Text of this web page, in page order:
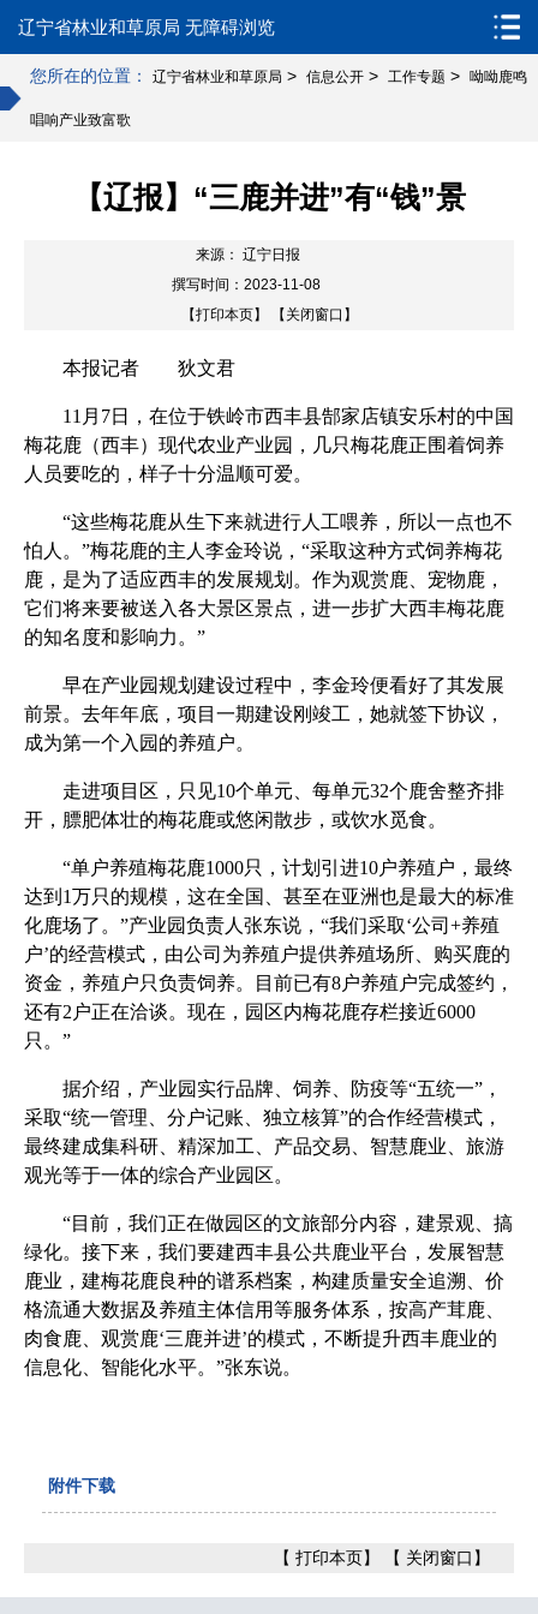
辽宁省林业和草原局 无障碍浏览
您所在的位置： 辽宁省林业和草原局 > 信息公开 > 工作专题 > 呦呦鹿鸣
唱响产业致富歌
【辽报】“三鹿并进”有“钱”景
来源： 辽宁日报
撰写时间：2023-11-08
【打印本页】
【关闭窗口】
本报记者 狄文君
11月7日，在位于铁岭市西丰县郜家店镇安乐村的中国
梅花鹿（西丰）现代农业产业园，几只梅花鹿正围着饲养
人员要吃的，样子十分温顺可爱。
“这些梅花鹿从生下来就进行人工喂养，所以一点也不
怕人。”梅花鹿的主人李金玲说，“采取这种方式饲养梅花
鹿，是为了适应西丰的发展规划。作为观赏鹿、宠物鹿，
它们将来要被送入各大景区景点，进一步扩大西丰梅花鹿
的知名度和影响力。”
早在产业园规划建设过程中，李金玲便看好了其发展
前景。去年年底，项目一期建设刚竣工，她就签下协议，
成为第一个入园的养殖户。
走进项目区，只见10个单元、每单元32个鹿舍整齐排
开，膘肥体壮的梅花鹿或悠闲散步，或饮水觅食。
“单户养殖梅花鹿1000只，计划引进10户养殖户，最终
达到1万只的规模，这在全国、甚至在亚洲也是最大的标准
化鹿场了。”产业园负责人张东说，“我们采取‘公司+养殖
户’的经营模式，由公司为养殖户提供养殖场所、购买鹿的
资金，养殖户只负责饲养。目前已有8户养殖户完成签约，
还有2户正在洽谈。现在，园区内梅花鹿存栏接近6000
只。”
据介绍，产业园实行品牌、饲养、防疫等“五统一”，
采取“统一管理、分户记账、独立核算”的合作经营模式，
最终建成集科研、精深加工、产品交易、智慧鹿业、旅游
观光等于一体的综合产业园区。
“目前，我们正在做园区的文旅部分内容，建景观、搞
绿化。接下来，我们要建西丰县公共鹿业平台，发展智慧
鹿业，建梅花鹿良种的谱系档案，构建质量安全追溯、价
格流通大数据及养殖主体信用等服务体系，按高产茸鹿、
肉食鹿、观赏鹿‘三鹿并进’的模式，不断提升西丰鹿业的
信息化、智能化水平。”张东说。
附件下载
【 打印本页】 【 关闭窗口 】